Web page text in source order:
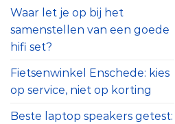
Waar let je op bij het
samenstellen van een goede
hifi set?
Fietsenwinkel Enschede: kies
op service, niet op korting
Beste laptop speakers getest: